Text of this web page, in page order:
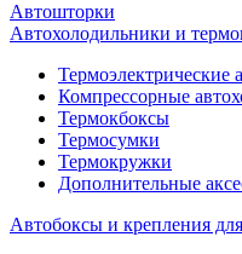
Автошторки
Автохолодильники и
Термоэлектрические
Компрессорные
Термокбоксы
Термосумки
Термокружки
Дополнительные
Автобоксы и крепления